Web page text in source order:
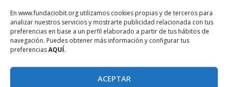
En www.fundaciobit.org utilizamos cookies propias y de terceros para
analizar nuestros servicios y mostrarte publicidad relacionada con tus
preferencias en base a un perfil elaborado a partir de tus hábitos de
navegación. Puedes obtener más información y configurar tus
preferenciasAQUÍ.
ACEPTAR